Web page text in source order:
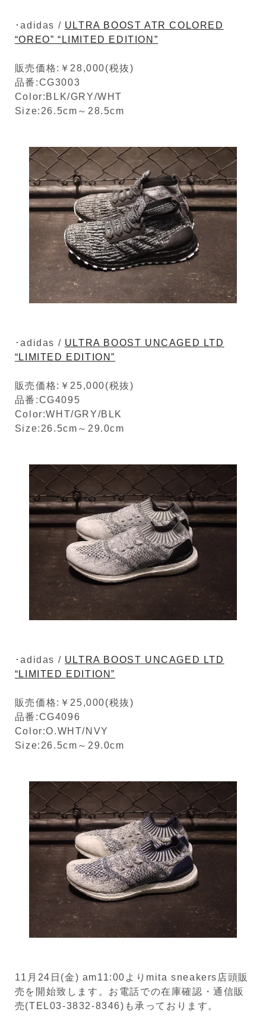
･adidas / ULTRA BOOST ATR COLORED
“OREO” “LIMITED EDITION”
販売価格:￥28,000(税抜)
品番:CG3003
Color:BLK/GRY/WHT
Size:26.5cm～28.5cm
･adidas / ULTRA BOOST UNCAGED LTD
“LIMITED EDITION”
販売価格:￥25,000(税抜)
品番:CG4095
Color:WHT/GRY/BLK
Size:26.5cm～29.0cm
･adidas / ULTRA BOOST UNCAGED LTD
“LIMITED EDITION”
販売価格:￥25,000(税抜)
品番:CG4096
Color:O.WHT/NVY
Size:26.5cm～29.0cm
11月24日(金) am11:00よりmita sneakers店頭販
売を開始致します。お電話での在庫確認・通信販
売(TEL03-3832-8346)も承っております。